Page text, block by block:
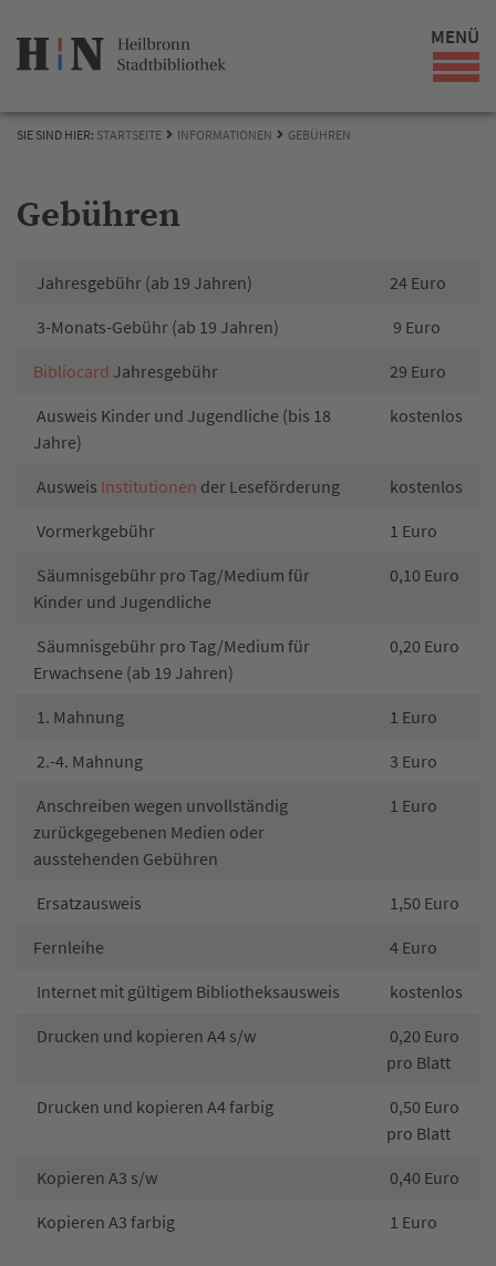
MENÜ
SIE SIND HIER: STARTSEITE INFORMATIONEN GEBÜHREN
Gebühren
Jahresgebühr (ab 19 Jahren)
24 Euro
3-Monats-Gebühr (ab 19 Jahren)
9 Euro
Bibliocard Jahresgebühr
29 Euro
Ausweis Kinder und Jugendliche (bis 18
Jahre)
kostenlos
Ausweis Institutionen der Leseförderung
kostenlos
Vormerkgebühr
1 Euro
Säumnisgebühr pro Tag/Medium für
Kinder und Jugendliche
0,10 Euro
Säumnisgebühr pro Tag/Medium für
Erwachsene (ab 19 Jahren)
0,20 Euro
1. Mahnung
1 Euro
2.-4. Mahnung
3 Euro
Anschreiben wegen unvollständig
zurückgegebenen Medien oder
ausstehenden Gebühren
1 Euro
Ersatzausweis
1,50 Euro
Fernleihe
4 Euro
Internet mit gültigem Bibliotheksausweis
kostenlos
Drucken und kopieren A4 s/w
0,20 Euro
pro Blatt
Drucken und kopieren A4 farbig
0,50 Euro
pro Blatt
Kopieren A3 s/w
0,40 Euro
Kopieren A3 farbig
1 Euro